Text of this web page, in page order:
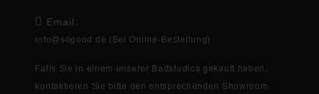
Email:
info@sogood.de (Bei Online-Bestellung)
Falls Sie in einem unserer Badstudios gekauft haben,
kontaktieren Sie bitte den entsprechenden Showroom